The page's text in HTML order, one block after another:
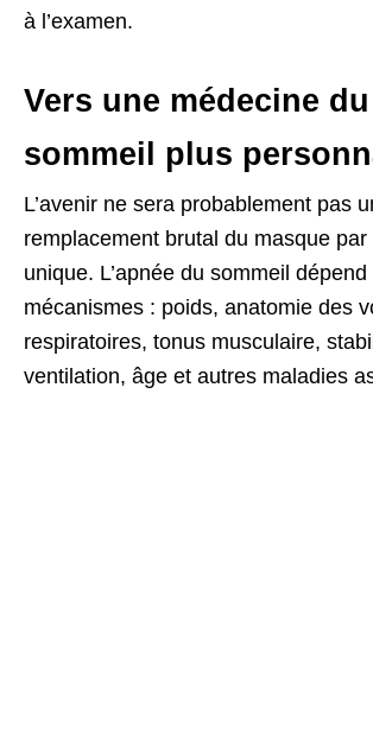
à l’examen.
Vers une médecine du
sommeil plus
L’avenir ne sera probablement pas
remplacement brutal du masque
unique. L’apnée du sommeil
mécanismes : poids, anatomie des
respiratoires, tonus musculaire,
ventilation, âge et autres maladies